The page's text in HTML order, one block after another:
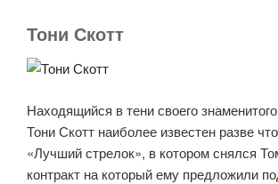
Тони Скотт
Находящийся в тени своего
Тони Скотт наиболее известен разве
«Лучший стрелок», в котором снялся
контракт на который ему предложили